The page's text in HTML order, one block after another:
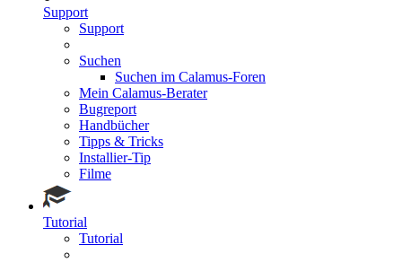
Support
Support
Suchen
Suchen im Calamus-Foren
Mein Calamus-Berater
Bugreport
Handbücher
Tipps & Tricks
Installier-Tip
Filme
Tutorial
Tutorial